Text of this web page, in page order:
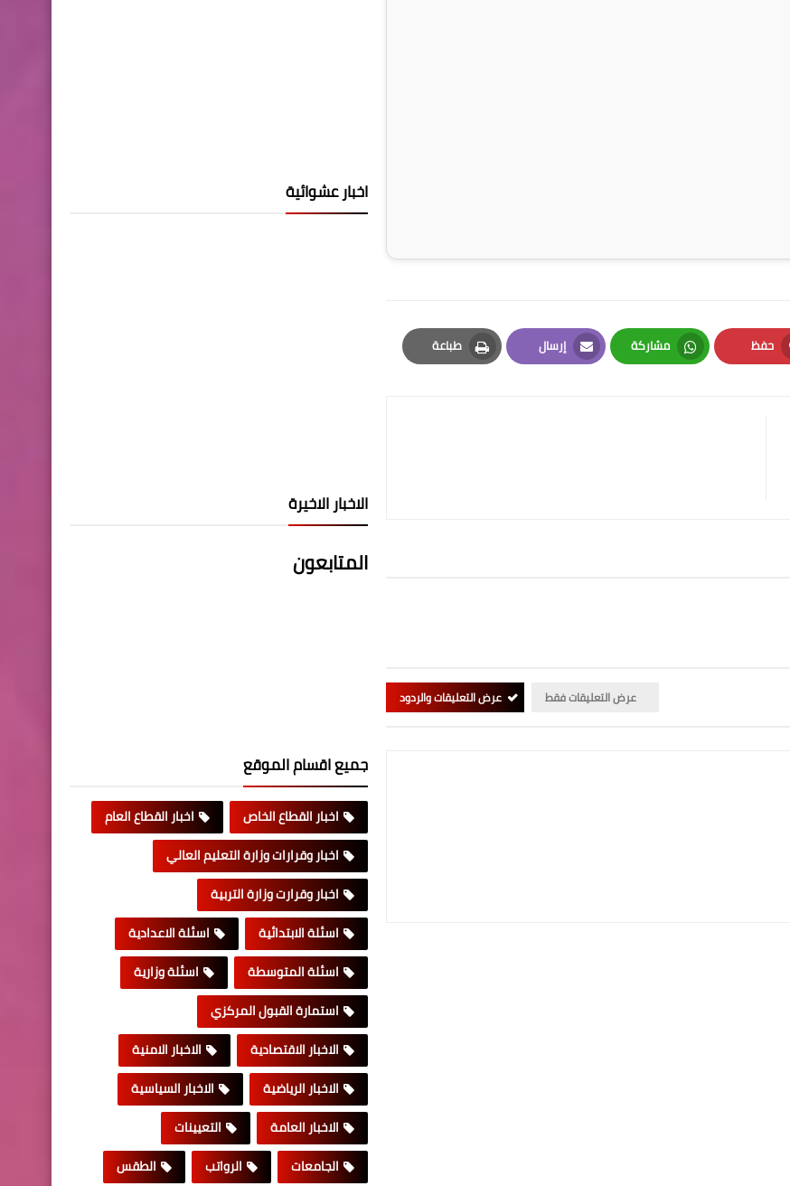
حفظ
Pinterest
مشاركة
Whatsapp
إرسال
Email
طباعة
Print
عرض التعليقات فقط عرض التعليقات والردود
اخبار عشوائية
الاخبار الاخيرة
المتابعون
جميع اقسام الموقع
اخبار القطاع الخاص
اخبار القطاع العام
اخبار وقرارات وزارة التعليم العالي
اخبار وقرارت وزارة التربية
اسئلة الابتدائية
اسئلة الاعدادية
اسئلة المتوسطة
اسئلة وزارية
استمارة القبول المركزي
الاخبار الاقتصادية
الاخبار الامنية
الاخبار الرياضية
الاخبار السياسية
الاخبار العامة
التعيينات
الجامعات
الرواتب الطقس